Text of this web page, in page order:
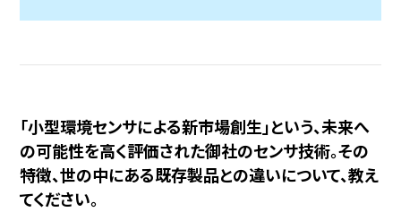
「小型環境センサによる新市場創生」という、未来へ
の可能性を高く評価された御社のセンサ技術。その
特徴、世の中にある既存製品との違いについて、教え
てください。